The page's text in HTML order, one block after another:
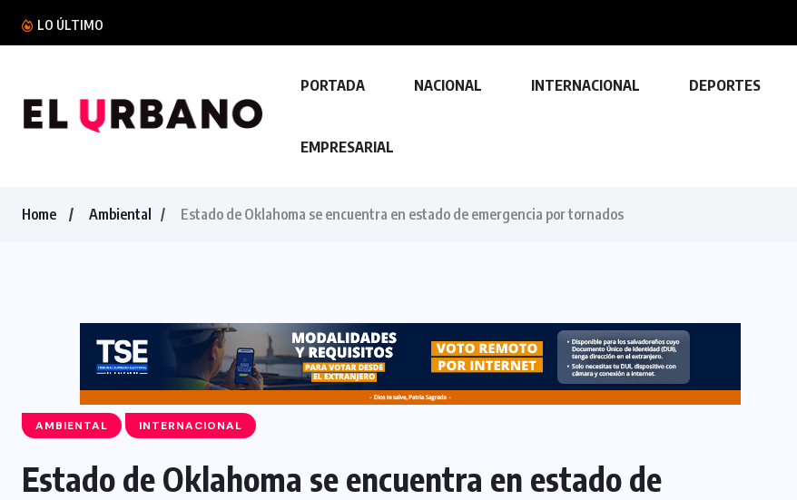
LO ÚLTIMO
PORTADA NACIONAL INTERNACIONAL DEPORTES
EMPRESARIAL
Home Ambiental Estado de Oklahoma se encuentra en estado de emergencia por tornados
AMBIENTAL INTERNACIONAL
Estado de Oklahoma se encuentra en estado de
23 FEBRERO, 2024